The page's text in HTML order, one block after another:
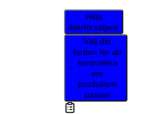
Hitta
återförsäljare
Välj ditt
fordon för att
kontrollera
om
produkten
passar